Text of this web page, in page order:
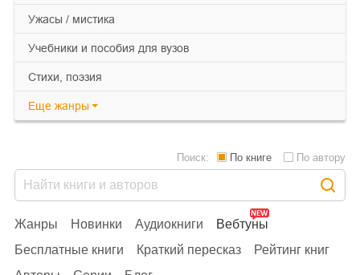
ужасы / мистика
учебники и пособия для вузов
cтихи, поэзия
Еще жанры
Жанры Новинки Аудиокниги
Вебтуны
Бесплатные книги
Краткий пересказ
Рейтинг книг
Поиск: По книге По автору